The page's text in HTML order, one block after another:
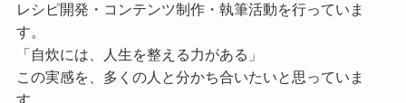
レシピ開発・コンテンツ制作・執筆活動を行っていま
す。
「自炊には、人生を整える力がある」
この実感を、多くの人と分かち合いたいと思っていま
す。